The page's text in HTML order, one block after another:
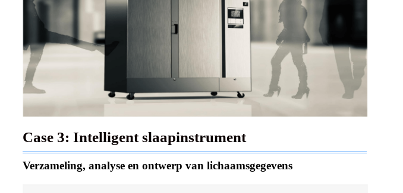
Case 3: Intelligent slaapinstrument
Verzameling, analyse en ontwerp van lichaamsgegevens